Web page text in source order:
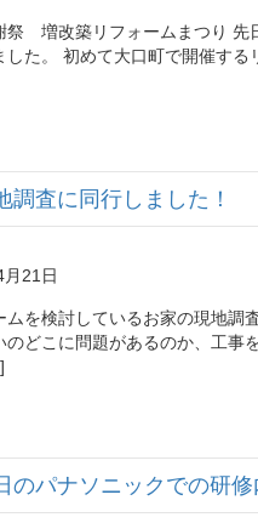
祭 増改築リフォームまつり 先
した。 初めて大口町で開催す
調査に同行しました！
21日
ムを検討しているお家の現地調
のどこに問題があるのか、工事
のパナソニックでの研修